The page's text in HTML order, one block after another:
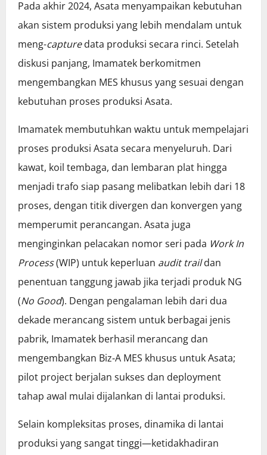
Pada akhir 2024, Asata menyampaikan kebutuhan
akan sistem produksi yang lebih mendalam untuk
meng-capturedata produksi secara rinci. Setelah
diskusi panjang, Imamatek berkomitmen
mengembangkan MES khusus yang sesuai dengan
kebutuhan proses produksi Asata.
Imamatek membutuhkan waktu untuk mempelajari
proses produksi Asata secara menyeluruh. Dari
kawat, koil tembaga, dan lembaran plat hingga
menjadi trafo siap pasang melibatkan lebih dari 18
proses, dengan titik divergen dan konvergen yang
memperumit perancangan. Asata juga
menginginkan pelacakan nomor seri pada Work In
Process(WIP) untuk keperluan audit traildan
penentuan tanggung jawab jika terjadi produk NG
(No Good). Dengan pengalaman lebih dari dua
dekade merancang sistem untuk berbagai jenis
pabrik, Imamatek berhasil merancang dan
mengembangkan Biz‑A MES khusus untuk Asata;
pilot project berjalan sukses dan deployment
tahap awal mulai dijalankan di lantai produksi.
Selain kompleksitas proses, dinamika di lantai
produksi yang sangat tinggi—ketidakhadiran